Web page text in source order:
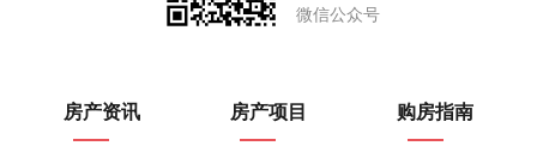
微信公众号
房产资讯 房产项目 购房指南